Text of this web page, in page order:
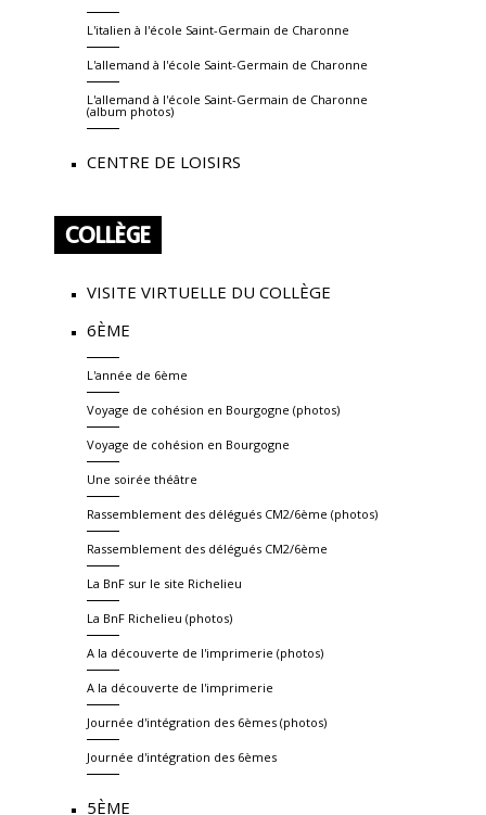
L'italien à l'école Saint-Germain de Charonne
L'allemand à l'école Saint-Germain de Charonne
L'allemand à l'école Saint-Germain de Charonne
(album photos)
CENTRE DE LOISIRS
COLLÈGE
VISITE VIRTUELLE DU COLLÈGE
6ÈME
L'année de 6ème
Voyage de cohésion en Bourgogne (photos)
Voyage de cohésion en Bourgogne
Une soirée théâtre
Rassemblement des délégués CM2/6ème (photos)
Rassemblement des délégués CM2/6ème
La BnF sur le site Richelieu
La BnF Richelieu (photos)
A la découverte de l'imprimerie (photos)
A la découverte de l'imprimerie
Journée d'intégration des 6èmes (photos)
Journée d'intégration des 6èmes
5ÈME